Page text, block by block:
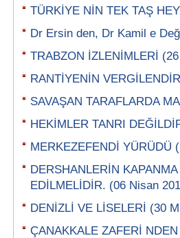
TÜRKİYE NİN TEK TAŞ
Dr Ersin den, Dr Kamil e
TRABZON İZLENİMLERİ
RANTİYENİN
SAVAŞAN TARAFLARDA
HEKİMLER TANRI
MERKEZEFENDİ YÜRÜDÜ
DERSHANLERİN
EDİLMELİDİR. (06 Nisan
DENİZLİ VE LİSELERİ (30
ÇANAKKALE ZAFERİ